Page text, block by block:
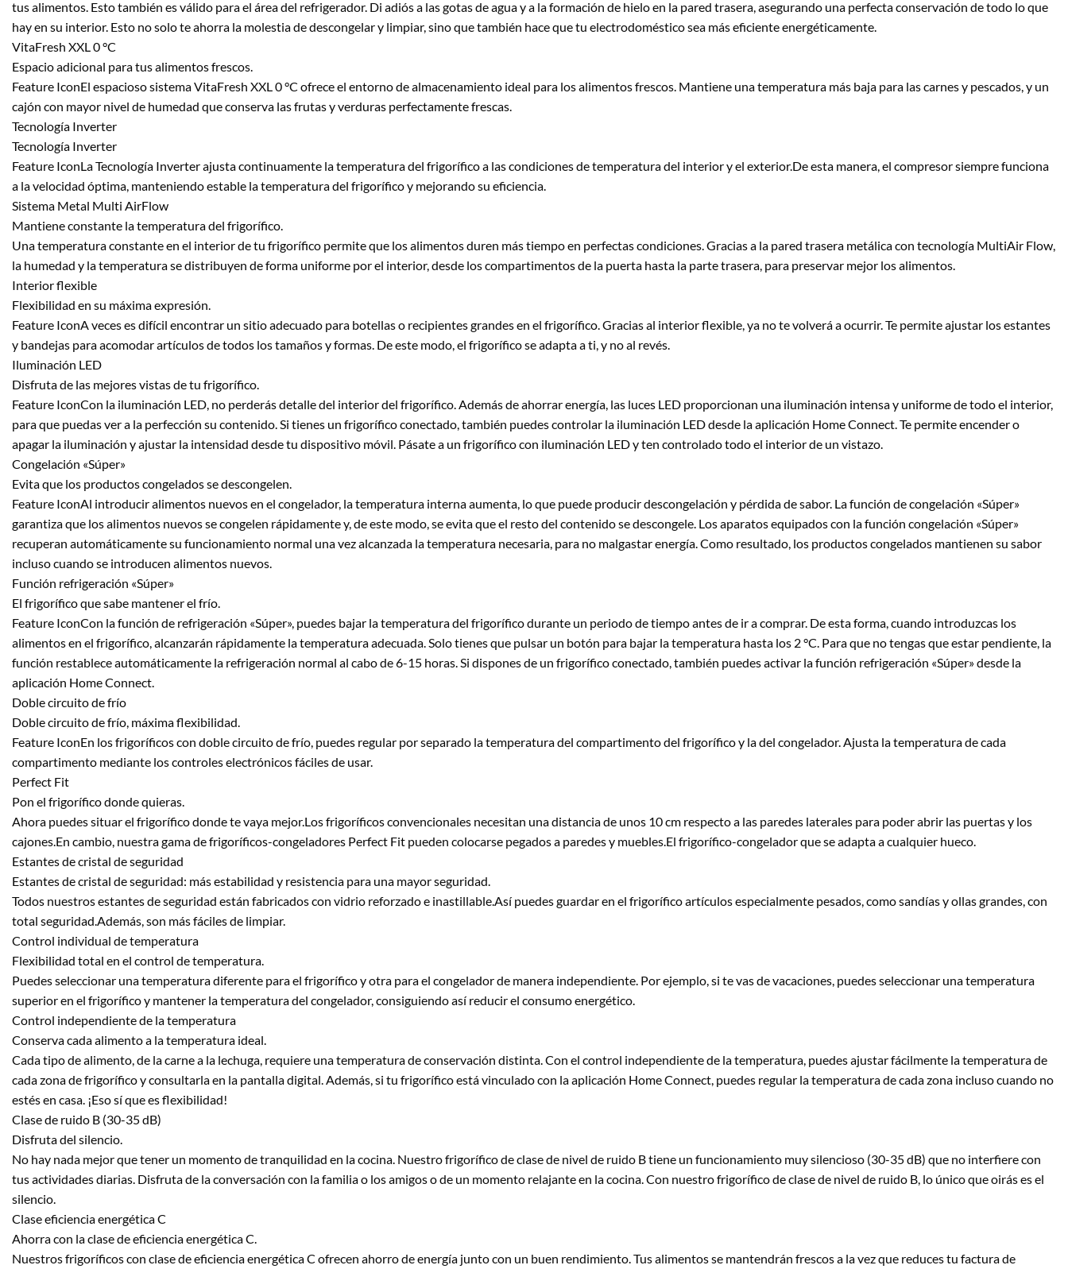
tus alimentos. Esto también es válido para el área del refrigerador. Di adiós a las gotas de agua y a la formación de hielo en la pared trasera, asegurando una perfecta conservación de todo lo que
hay en su interior. Esto no solo te ahorra la molestia de descongelar y limpiar, sino que también hace que tu electrodoméstico sea más eficiente energéticamente.
VitaFresh XXL 0 °C
Espacio adicional para tus alimentos frescos.
Feature IconEl espacioso sistema VitaFresh XXL 0 °C ofrece el entorno de almacenamiento ideal para los alimentos frescos. Mantiene una temperatura más baja para las carnes y pescados, y un
cajón con mayor nivel de humedad que conserva las frutas y verduras perfectamente frescas.
Tecnología Inverter
Tecnología Inverter
Feature IconLa Tecnología Inverter ajusta continuamente la temperatura del frigorífico a las condiciones de temperatura del interior y el exterior.De esta manera, el compresor siempre funciona
a la velocidad óptima, manteniendo estable la temperatura del frigorífico y mejorando su eficiencia.
Sistema Metal Multi AirFlow
Mantiene constante la temperatura del frigorífico.
Una temperatura constante en el interior de tu frigorífico permite que los alimentos duren más tiempo en perfectas condiciones. Gracias a la pared trasera metálica con tecnología MultiAir Flow,
la humedad y la temperatura se distribuyen de forma uniforme por el interior, desde los compartimentos de la puerta hasta la parte trasera, para preservar mejor los alimentos.
Interior flexible
Flexibilidad en su máxima expresión.
Feature IconA veces es difícil encontrar un sitio adecuado para botellas o recipientes grandes en el frigorífico. Gracias al interior flexible, ya no te volverá a ocurrir. Te permite ajustar los estantes
y bandejas para acomodar artículos de todos los tamaños y formas. De este modo, el frigorífico se adapta a ti, y no al revés.
Iluminación LED
Disfruta de las mejores vistas de tu frigorífico.
Feature IconCon la iluminación LED, no perderás detalle del interior del frigorífico. Además de ahorrar energía, las luces LED proporcionan una iluminación intensa y uniforme de todo el interior,
para que puedas ver a la perfección su contenido. Si tienes un frigorífico conectado, también puedes controlar la iluminación LED desde la aplicación Home Connect. Te permite encender o
apagar la iluminación y ajustar la intensidad desde tu dispositivo móvil. Pásate a un frigorífico con iluminación LED y ten controlado todo el interior de un vistazo.
Congelación «Súper»
Evita que los productos congelados se descongelen.
Feature IconAl introducir alimentos nuevos en el congelador, la temperatura interna aumenta, lo que puede producir descongelación y pérdida de sabor. La función de congelación «Súper»
garantiza que los alimentos nuevos se congelen rápidamente y, de este modo, se evita que el resto del contenido se descongele. Los aparatos equipados con la función congelación «Súper»
recuperan automáticamente su funcionamiento normal una vez alcanzada la temperatura necesaria, para no malgastar energía. Como resultado, los productos congelados mantienen su sabor
incluso cuando se introducen alimentos nuevos.
Función refrigeración «Súper»
El frigorífico que sabe mantener el frío.
Feature IconCon la función de refrigeración «Súper», puedes bajar la temperatura del frigorífico durante un periodo de tiempo antes de ir a comprar. De esta forma, cuando introduzcas los
alimentos en el frigorífico, alcanzarán rápidamente la temperatura adecuada. Solo tienes que pulsar un botón para bajar la temperatura hasta los 2 °C. Para que no tengas que estar pendiente, la
función restablece automáticamente la refrigeración normal al cabo de 6-15 horas. Si dispones de un frigorífico conectado, también puedes activar la función refrigeración «Súper» desde la
aplicación Home Connect.
Doble circuito de frío
Doble circuito de frío, máxima flexibilidad.
Feature IconEn los frigoríficos con doble circuito de frío, puedes regular por separado la temperatura del compartimento del frigorífico y la del congelador. Ajusta la temperatura de cada
compartimento mediante los controles electrónicos fáciles de usar.
Perfect Fit
Pon el frigorífico donde quieras.
Ahora puedes situar el frigorífico donde te vaya mejor.Los frigoríficos convencionales necesitan una distancia de unos 10 cm respecto a las paredes laterales para poder abrir las puertas y los
cajones.En cambio, nuestra gama de frigoríficos-congeladores Perfect Fit pueden colocarse pegados a paredes y muebles.El frigorífico-congelador que se adapta a cualquier hueco.
Estantes de cristal de seguridad
Estantes de cristal de seguridad: más estabilidad y resistencia para una mayor seguridad.
Todos nuestros estantes de seguridad están fabricados con vidrio reforzado e inastillable.Así puedes guardar en el frigorífico artículos especialmente pesados, como sandías y ollas grandes, con
total seguridad.Además, son más fáciles de limpiar.
Control individual de temperatura
Flexibilidad total en el control de temperatura.
Puedes seleccionar una temperatura diferente para el frigorífico y otra para el congelador de manera independiente. Por ejemplo, si te vas de vacaciones, puedes seleccionar una temperatura
superior en el frigorífico y mantener la temperatura del congelador, consiguiendo así reducir el consumo energético.
Control independiente de la temperatura
Conserva cada alimento a la temperatura ideal.
Cada tipo de alimento, de la carne a la lechuga, requiere una temperatura de conservación distinta. Con el control independiente de la temperatura, puedes ajustar fácilmente la temperatura de
cada zona de frigorífico y consultarla en la pantalla digital. Además, si tu frigorífico está vinculado con la aplicación Home Connect, puedes regular la temperatura de cada zona incluso cuando no
estés en casa. ¡Eso sí que es flexibilidad!
Clase de ruido B (30-35 dB)
Disfruta del silencio.
No hay nada mejor que tener un momento de tranquilidad en la cocina. Nuestro frigorífico de clase de nivel de ruido B tiene un funcionamiento muy silencioso (30-35 dB) que no interfiere con
tus actividades diarias. Disfruta de la conversación con la familia o los amigos o de un momento relajante en la cocina. Con nuestro frigorífico de clase de nivel de ruido B, lo único que oirás es el
silencio.
Clase eficiencia energética C
Ahorra con la clase de eficiencia energética C.
Nuestros frigoríficos con clase de eficiencia energética C ofrecen ahorro de energía junto con un buen rendimiento. Tus alimentos se mantendrán frescos a la vez que reduces tu factura de